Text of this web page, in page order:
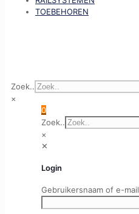
TOEBEHOREN
Zoek..
×
0
Zoek..
×
✕
Login
Gebruikersnaam of e-mail